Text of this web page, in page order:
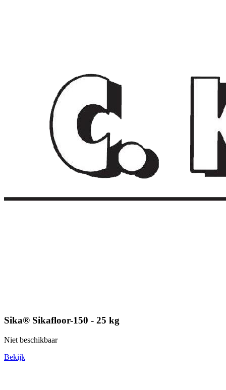
Sika® Sikafloor-150 - 25 kg
Niet beschikbaar
Bekijk